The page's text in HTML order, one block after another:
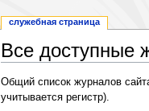
Все доступные
Перейти
к
Перейти
к
Общий список журналов
учитывается регистр).
служебная страница